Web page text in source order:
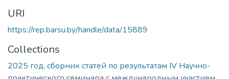
URI
https://rep.barsu.by/handle/data/15889
Collections
2025 год, сборник статей по результатам IV Научно-